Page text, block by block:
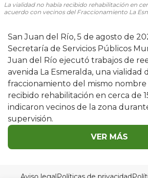
La vialidad no había recibido rehabilitación en
acuerdo con vecinos del Fraccionamiento La
San Juan del Río, 5 de agosto de
Secretaría de Servicios Públicos
Juan del Río ejecutó trabajos de
avenida La Esmeralda, una vialidad
fraccionamiento del mismo
recibido rehabilitación en cerca de
indicaron vecinos de la zona
supervisión.
VER MÁS